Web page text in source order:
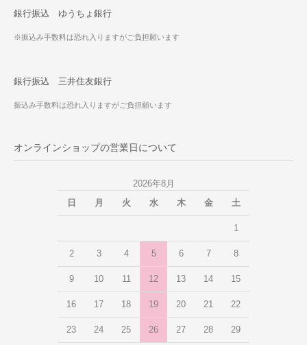
銀行振込 ゆうちょ銀行
※振込み手数料は恐れ入りますがご負担願います
銀行振込 三井住友銀行
振込み手数料は恐れ入りますがご負担願います
オンラインショップの営業日について
2026年8月
日
月 火 水 木 金 土
1
2 3 4 5 6 7 8
9 10 11 12 13 14 15
16 17 18 19 20 21 22
23 24 25 26 27 28 29